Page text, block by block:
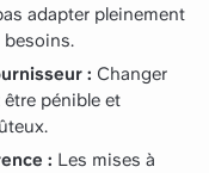
adapter pleinement
besoins.
: Changer
pénible et
: Les mises à